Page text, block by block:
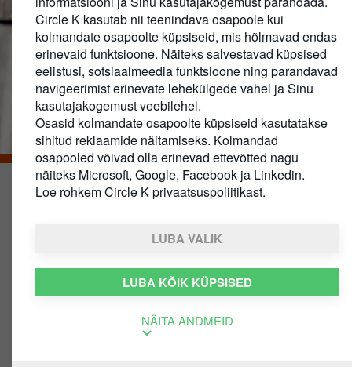
Circle K kasutab nii teenindava osapoole kui
kolmandate osapoolte küpsiseid, mis hõlmavad endas
erinevaid funktsioone. Näiteks salvestavad küpsised
eelistusi, sotsiaalmeedia funktsioone ning parandavad
navigeerimist erinevate lehekülgede vahel ja Sinu
kasutajakogemust veebilehel.
Osasid kolmandate osapoolte küpsiseid kasutatakse
sihitud reklaamide näitamiseks. Kolmandad
osapooled võivad olla erinevad ettevõtted nagu
näiteks Microsoft, Google, Facebook ja Linkedin.
Loe rohkem Circle K privaatsuspoliitikast.
LUBA VALIK
LUBA KÕIK KÜPSISED
NÄITA ANDMEID
Diislikütuse
hulgitellimus
Circle K müüb hulgi ainult diislikütust.
Hulgi ostjale pakume mugavat kütuse
kohaletoimetamist,
konkurentsivõimelisi hindu, ohutut